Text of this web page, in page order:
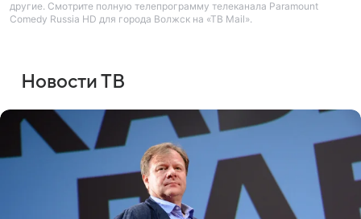
другие. Смотрите полную телепрограмму телеканала Paramount
Comedy Russia HD для города Волжск на «ТВ Mail».
Новости ТВ